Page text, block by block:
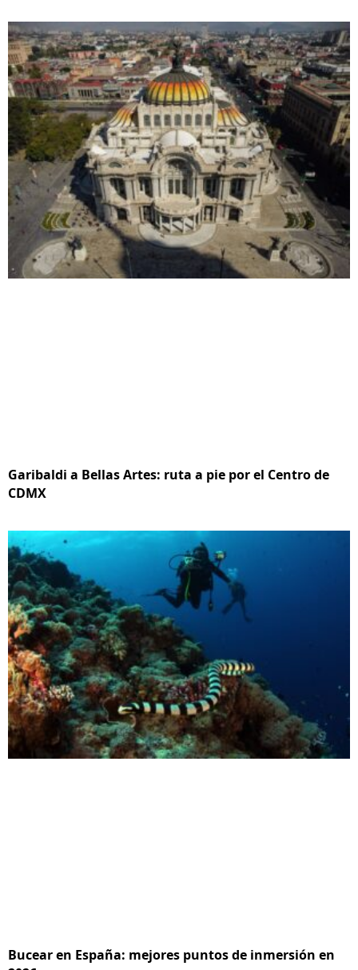
Garibaldi a Bellas Artes: ruta a pie por el Centro de
CDMX
Bucear en España: mejores puntos de inmersión en